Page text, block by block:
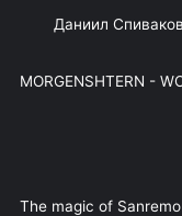
"Даниил
MORGENSHTERN -
"The magic of